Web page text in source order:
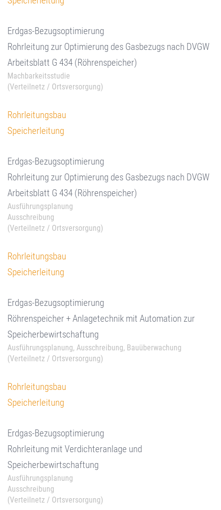
Erdgas-Bezugsoptimierung
Rohrleitung zur Optimierung des Gasbezugs nach DVGW
Arbeitsblatt G 434 (Röhrenspeicher)
Machbarkeitsstudie
(Verteilnetz / Ortsversorgung)
Rohrleitungsbau
Speicherleitung
Erdgas-Bezugsoptimierung
Rohrleitung zur Optimierung des Gasbezugs nach DVGW
Arbeitsblatt G 434 (Röhrenspeicher)
Ausführungsplanung
Ausschreibung
(Verteilnetz / Ortsversorgung)
Rohrleitungsbau
Speicherleitung
Erdgas-Bezugsoptimierung
Röhrenspeicher + Anlagetechnik mit Automation zur
Speicherbewirtschaftung
Ausführungsplanung, Ausschreibung, Bauüberwachung
(Verteilnetz / Ortsversorgung)
Rohrleitungsbau
Speicherleitung
Erdgas-Bezugsoptimierung
Rohrleitung mit Verdichteranlage und
Speicherbewirtschaftung
Ausführungsplanung
Ausschreibung
(Verteilnetz / Ortsversorgung)